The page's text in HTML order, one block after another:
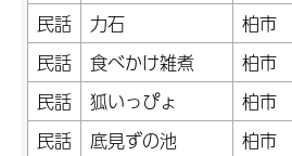
民話
力石 柏市
民話
食べかけ雑煮 柏市
民話
狐いっぴょ 柏市
民話
底見ずの池 柏市